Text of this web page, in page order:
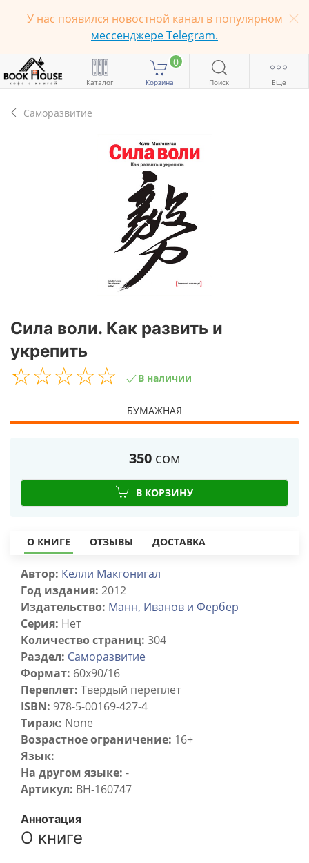
У нас появился новостной канал в популярном
мессенджере Telegram.
Каталог
0
Корзина Поиск Еще
Саморазвитие
Сила воли. Как развить и
укрепить
☆☆☆☆☆
★★★★★ В наличии
БУМАЖНАЯ
350 сом
В КОРЗИНУ
О КНИГЕ ОТЗЫВЫ ДОСТАВКА
Автор: Келли Макгонигал
Год издания: 2012
Издательство: Манн, Иванов и Фербер
Серия: Нет
Количество страниц: 304
Раздел: Саморазвитие
Формат: 60х90/16
Переплет: Твердый переплет
ISBN: 978-5-00169-427-4
Тираж: None
Возрастное ограничение: 16+
Язык:
На другом языке: -
Артикул: BH-160747
Аннотация
О книге